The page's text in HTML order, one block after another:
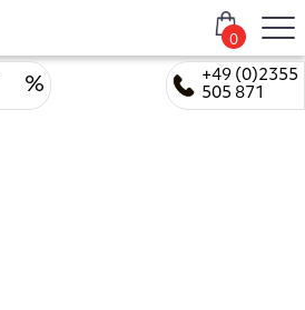
+49 (0)2355
505 871
%
0